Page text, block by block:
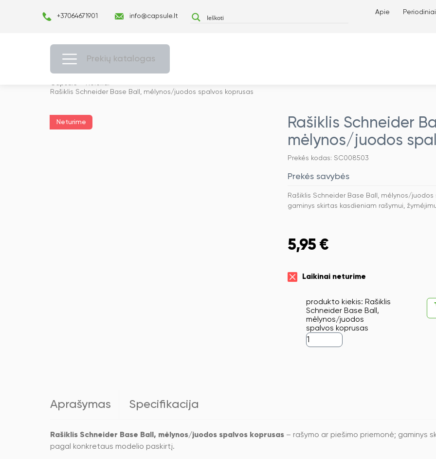
+37064671901 info@capsule.lt
Apie
Prekių katalogas
Capsulė Roleriai
Rašiklis Schneider Base Ball, mėlynos/juodos spalvos koprusas
Neturime
Rašiklis Schneider
mėlynos/juodos
Prekės kodas: SC008503
Prekės savybės
Rašiklis Schneider Base Ball, mėlynos/
gaminys skirtas kasdieniam rašymui,
5,95 €
Laikinai neturime
produkto kiekis: Rašiklis
Schneider Base Ball,
mėlynos/juodos
spalvos koprusas
Aprašymas Specifikacija
Rašiklis Schneider Base Ball, mėlynos/juodos spalvos koprusas – rašymo ar piešimo priemonė; gaminys
pagal konkretaus modelio paskirtį.